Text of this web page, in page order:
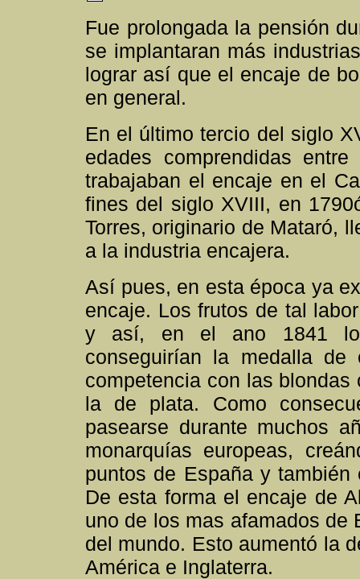
Fue prolongada la pensión
se implantaran más
lograr así que el encaje de
en general.
En el último tercio del siglo
edades comprendidas
trabajaban el encaje en el
fines del siglo XVIII, en
Torres, originario de Mataró,
a la industria encajera.
Así pues, en esta época ya
encaje. Los frutos de tal
y así, en el ano 1841
conseguirían la medalla
competencia con las
la de plata. Como
pasearse durante muchos
monarquías europeas,
puntos de España y
De esta forma el encaje de
uno de los mas afamados de
del mundo. Esto aumentó la
América e Inglaterra.